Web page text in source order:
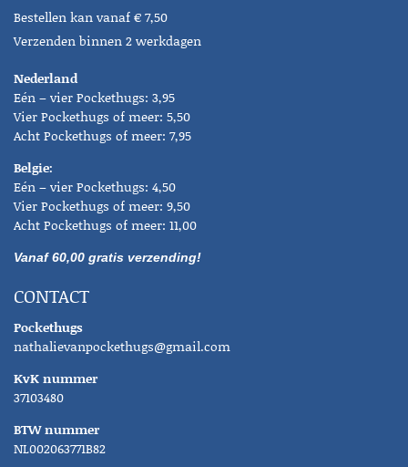
Bestellen kan vanaf € 7,50
Verzenden binnen 2 werkdagen
Nederland
Eén – vier Pockethugs: 3,95
Vier Pockethugs of meer: 5,50
Acht Pockethugs of meer: 7,95
Belgie:
Eén – vier Pockethugs: 4,50
Vier Pockethugs of meer: 9,50
Acht Pockethugs of meer: 11,00
Vanaf 60,00 gratis verzending!
CONTACT
Pockethugs
nathalievanpockethugs@gmail.com
KvK nummer
37103480
BTW nummer
NL002063771B82